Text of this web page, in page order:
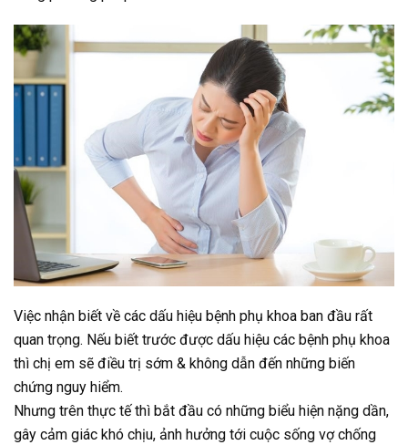
Việc nhận biết về các dấu hiệu bệnh phụ khoa ban đầu rất
quan trọng. Nếu biết trước được dấu hiệu các bệnh phụ khoa
thì chị em sẽ điều trị sớm & không dẫn đến những biến
chứng nguy hiểm.
Nhưng trên thực tế thì bắt đầu có những biểu hiện nặng dần,
gây cảm giác khó chịu, ảnh hưởng tới cuộc sống vợ chống